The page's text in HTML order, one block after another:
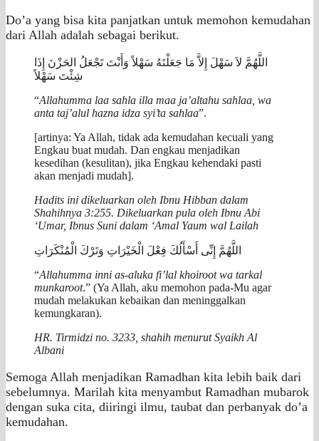
Do’a yang bisa kita panjatkan untuk memohon kemudahan
dari Allah adalah sebagai berikut.
اللَّهُمَّ لاَ سَهْلَ إِلاَّ مَا جَعَلْتَهُ سَهْلاً وَأَنْتَ تَجْعَلُ الحَزْنَ إِذَا
شِئْتَ سَهْلاً
“Allahumma laa sahla illa maa ja’altahu sahlaa, wa
anta taj’alul hazna idza syi’ta sahlaa”.
[artinya: Ya Allah, tidak ada kemudahan kecuali yang
Engkau buat mudah. Dan engkau menjadikan
kesedihan (kesulitan), jika Engkau kehendaki pasti
akan menjadi mudah].
Hadits ini dikeluarkan oleh Ibnu Hibban dalam
Shahihnya 3:255. Dikeluarkan pula oleh Ibnu Abi
‘Umar, Ibnus Suni dalam ‘Amal Yaum wal Lailah
اللَّهُمَّ إِنِّى أَسْأَلُكَ فِعْلَ الْخَيْرَاتِ وَتَرْكَ الْمُنْكَرَاتِ
“Allahumma inni as-aluka fi’lal khoiroot wa tarkal
munkaroot.” (Ya Allah, aku memohon pada-Mu agar
mudah melakukan kebaikan dan meninggalkan
kemungkaran).
HR. Tirmidzi no. 3233, shahih menurut Syaikh Al
Albani
Semoga Allah menjadikan Ramadhan kita lebih baik dari
sebelumnya. Marilah kita menyambut Ramadhan mubarok
dengan suka cita, diiringi ilmu, taubat dan perbanyak do’a
kemudahan.